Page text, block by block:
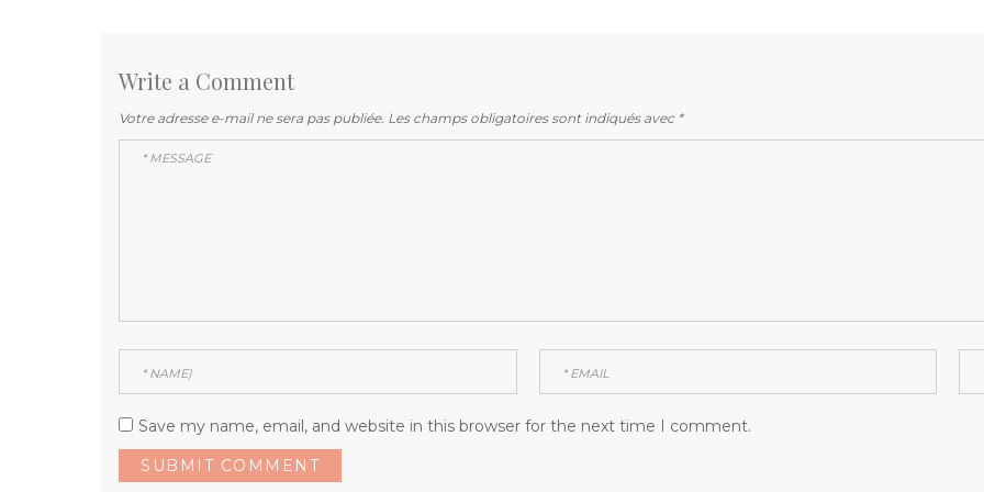
Write a Comment
Votre adresse e-mail ne sera pas publiée. Les champs obligatoires sont indiqués avec *
Save my name, email, and website in this browser for the next time I comment.